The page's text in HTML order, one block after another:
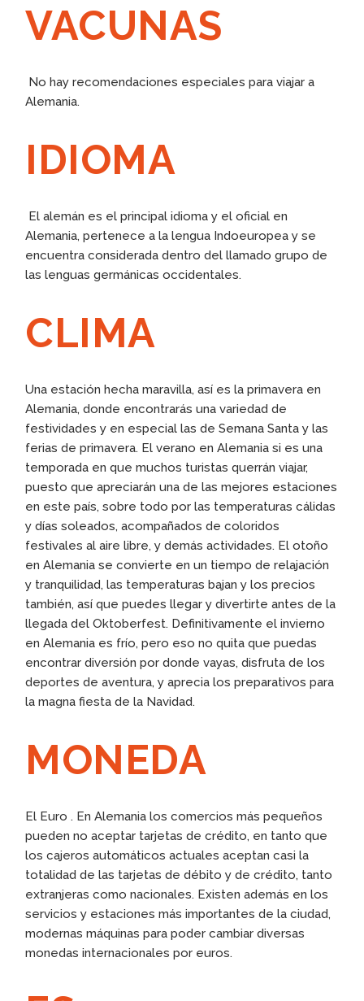
VACUNAS
No hay recomendaciones especiales para viajar a
Alemania.
IDIOMA
El alemán es el principal idioma y el oficial en
Alemania, pertenece a la lengua Indoeuropea y se
encuentra considerada dentro del llamado grupo de
las lenguas germánicas occidentales.
CLIMA
Una estación hecha maravilla, así es la primavera en
Alemania, donde encontrarás una variedad de
festividades y en especial las de Semana Santa y las
ferias de primavera. El verano en Alemania si es una
temporada en que muchos turistas querrán viajar,
puesto que apreciarán una de las mejores estaciones
en este país, sobre todo por las temperaturas cálidas
y días soleados, acompañados de coloridos
festivales al aire libre, y demás actividades. El otoño
en Alemania se convierte en un tiempo de relajación
y tranquilidad, las temperaturas bajan y los precios
también, así que puedes llegar y divertirte antes de la
llegada del Oktoberfest. Definitivamente el invierno
en Alemania es frío, pero eso no quita que puedas
encontrar diversión por donde vayas, disfruta de los
deportes de aventura, y aprecia los preparativos para
la magna fiesta de la Navidad.
MONEDA
El Euro . En Alemania los comercios más pequeños
pueden no aceptar tarjetas de crédito, en tanto que
los cajeros automáticos actuales aceptan casi la
totalidad de las tarjetas de débito y de crédito, tanto
extranjeras como nacionales. Existen además en los
servicios y estaciones más importantes de la ciudad,
modernas máquinas para poder cambiar diversas
monedas internacionales por euros.